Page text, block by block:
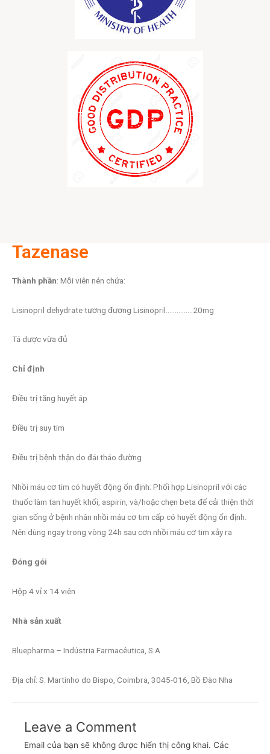
Tazenase
Thành phần: Mỗi viên nén chứa:
Lisinopril dehydrate tương đương Lisinopril……………20mg
Tá dược vừa đủ
Chỉ định
Điều trị tăng huyết áp
Điều trị suy tim
Điều trị bệnh thận do đái tháo đường
Nhồi máu cơ tim có huyết động ổn định: Phối hợp Lisinopril với các
thuốc làm tan huyết khối, aspirin, và/hoặc chẹn beta để cải thiện thời
gian sống ở bệnh nhân nhồi máu cơ tim cấp có huyết động ổn định.
Nên dùng ngay trong vòng 24h sau cơn nhồi máu cơ tim xảy ra
Đóng gói
Hộp 4 vỉ x 14 viên
Nhà sản xuất
Bluepharma – Indústria Farmacêutica, S.A
Địa chỉ: S. Martinho do Bispo, Coimbra, 3045-016, Bồ Đào Nha
Leave a Comment
Email của bạn sẽ không được hiển thị công khai. Các